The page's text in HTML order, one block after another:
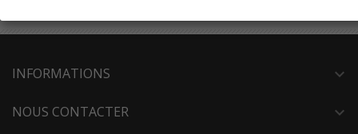
INFORMATIONS expand_more
NOUS CONTACTER expand_more